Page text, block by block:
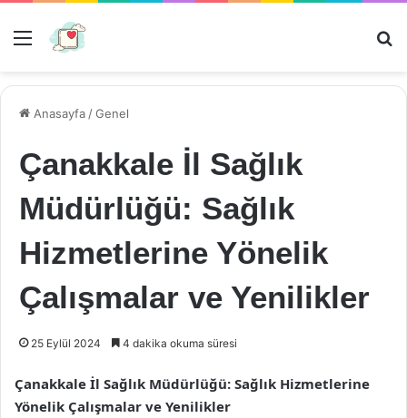
Menü
Anasayfa /Genel
Çanakkale İl Sağlık
Müdürlüğü: Sağlık
Hizmetlerine Yönelik
Çalışmalar ve Yenilikler
25 Eylül 2024 4 dakika okuma süresi
Çanakkale İl Sağlık Müdürlüğü: Sağlık Hizmetlerine
Yönelik Çalışmalar ve Yenilikler